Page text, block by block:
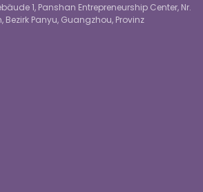
1, Panshan Entrepreneurship Center, Nr.
Bezirk Panyu, Guangzhou, Provinz